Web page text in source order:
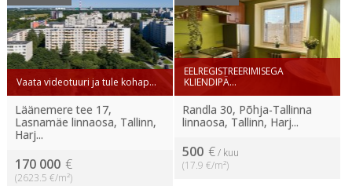
Vaata videotuuri ja tule kohap...
Läänemere tee 17,
Lasnamäe linnaosa, Tallinn,
Harj...
170 000 €
(2623.5 €/m²)
EELREGISTREERIMISEGA
KLIENDIPÄ...
Randla 30, Põhja-Tallinna
linnaosa, Tallinn, Harj...
500 €/ kuu
(17.9 €/m²)